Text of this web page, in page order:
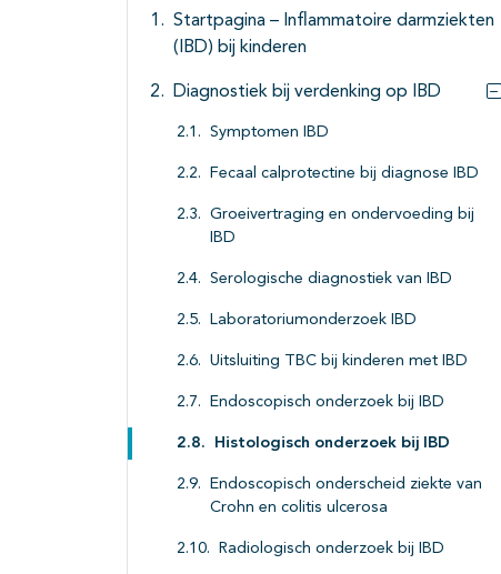
Startpagina – Inflammatoire darmziekten
(IBD) bij kinderen
Diagnostiek bij verdenking op IBD
Symptomen IBD
Fecaal calprotectine bij diagnose IBD
Groeivertraging en ondervoeding bij
IBD
Serologische diagnostiek van IBD
Laboratoriumonderzoek IBD
Uitsluiting TBC bij kinderen met IBD
Endoscopisch onderzoek bij IBD
Histologisch onderzoek bij IBD
Endoscopisch onderscheid ziekte van
Crohn en colitis ulcerosa
Radiologisch onderzoek bij IBD